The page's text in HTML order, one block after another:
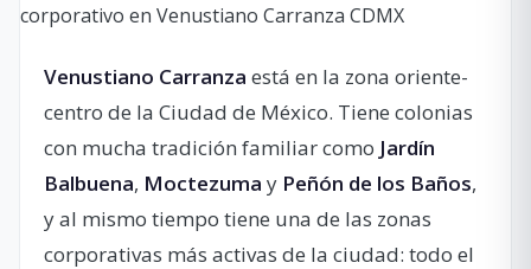
Venustiano Carranza está en la zona oriente-
centro de la Ciudad de México. Tiene colonias
con mucha tradición familiar como Jardín
Balbuena, Moctezuma y Peñón de los Baños,
y al mismo tiempo tiene una de las zonas
corporativas más activas de la ciudad: todo el